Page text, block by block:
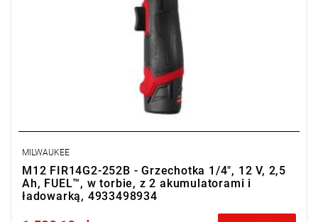
MILWAUKEE
M12 FIR14G2-252B - Grzechotka 1/4", 12 V, 2,5
Ah, FUEL™, w torbie, z 2 akumulatorami i
ładowarką, 4933498934